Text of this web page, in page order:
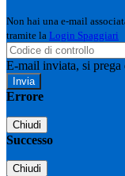
Non hai una e-mail
tramite la Login Spaggiari
E-mail inviata, si prega
Errore
Chiudi
Successo
Chiudi